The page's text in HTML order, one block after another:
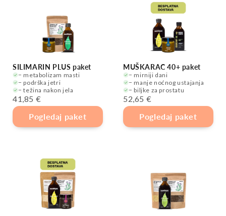
SILIMARIN PLUS paket
− metabolizam masti
− podrška jetri
− težina nakon jela
41,85 €
Pogledaj paket
MUŠKARAC 40+ paket
− mirniji dani
− manje noćnog ustajanja
− biljke za prostatu
52,65 €
Pogledaj paket